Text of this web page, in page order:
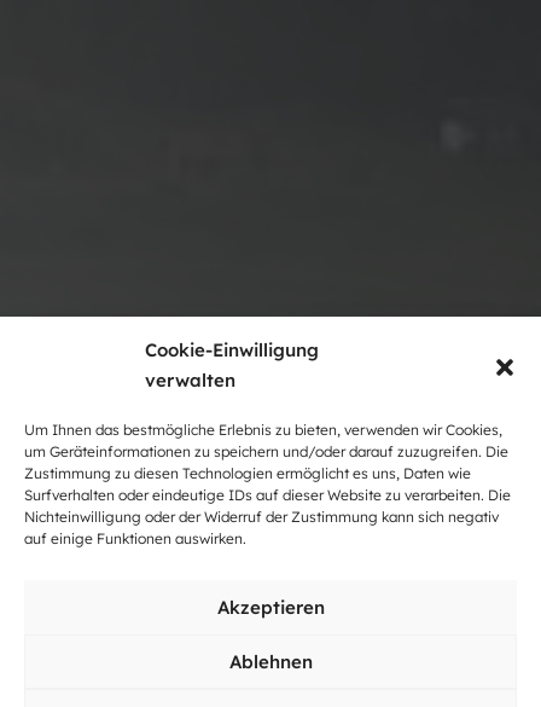
Cookie-Einwilligung
verwalten
Um Ihnen das bestmögliche Erlebnis zu bieten, verwenden wir Cookies,
um Geräteinformationen zu speichern und/oder darauf zuzugreifen. Die
Zustimmung zu diesen Technologien ermöglicht es uns, Daten wie
Surfverhalten oder eindeutige IDs auf dieser Website zu verarbeiten. Die
Nichteinwilligung oder der Widerruf der Zustimmung kann sich negativ
auf einige Funktionen auswirken.
Akzeptieren
Ablehnen
Weinkellern.